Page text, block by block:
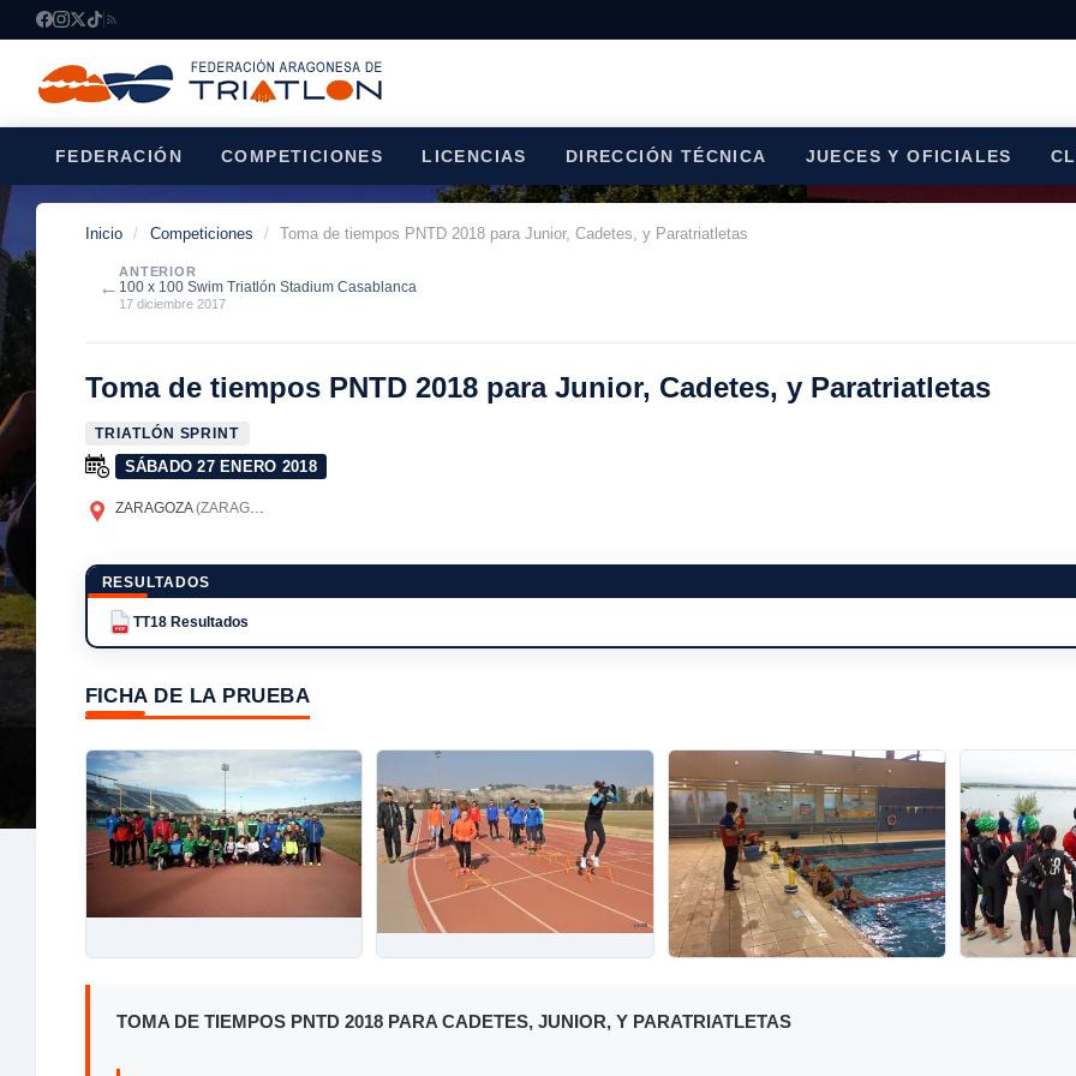
FEDERACIÓN COMPETICIONES LICENCIAS DIRECCIÓN TÉCNICA JUECES Y OFICIALES
Inicio / Competiciones / Toma de tiempos PNTD 2018 para Junior, Cadetes, y Paratriatletas
←
ANTERIOR
100 x 100 Swim Triatlón Stadium Casablanca
17 diciembre 2017
Toma de tiempos PNTD 2018 para Junior, Cadetes, y Paratriatletas
TRIATLÓN SPRINT
SÁBADO 27 ENERO 2018
ZARAGOZA(ZARAGOZA)
RESULTADOS
PDF TT18 Resultados
FICHA DE LA PRUEBA
TOMA DE TIEMPOS PNTD 2018 PARA CADETES, JUNIOR, Y PARATRIATLETAS